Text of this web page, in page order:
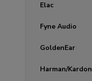
Elac
Fyne Audio
GoldenEar
Harman/Kardon